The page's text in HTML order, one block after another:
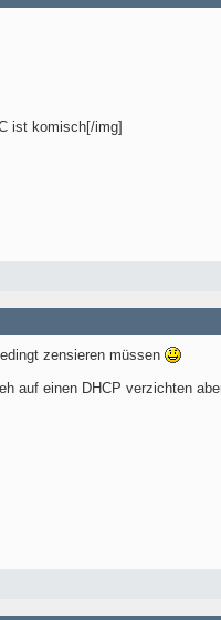
ist komisch[/img]
zensieren müssen
auf einen DHCP verzichten